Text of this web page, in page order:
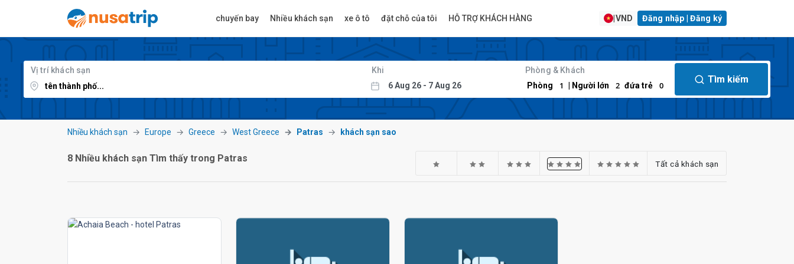
chuyến bay Nhiều khách sạn xe ô tô đặt chỗ của tôi HỖ TRỢ KHÁCH HÀNG VND Đăng nhập | Đăng ký
Vị trí khách sạn Khi
Phòng & Khách
Phòng
1 | Người lớn 2 đứa trẻ 0
Tìm kiếm
Nhiều khách sạn Europe Greece West Greece Patras khách sạn sao
8 Nhiều khách sạn Tìm thấy trong Patras Tất cả khách sạn